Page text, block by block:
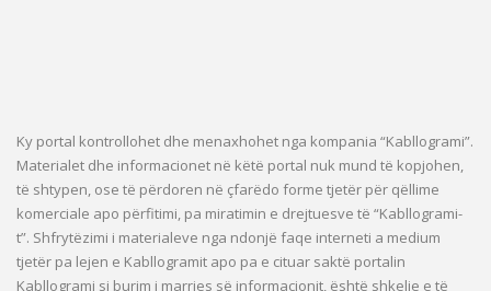
Ky portal kontrollohet dhe menaxhohet nga kompania “Kabllogrami”.
Materialet dhe informacionet në këtë portal nuk mund të kopjohen,
të shtypen, ose të përdoren në çfarëdo forme tjetër për qëllime
komerciale apo përfitimi, pa miratimin e drejtuesve të “Kabllogrami-
t”. Shfrytëzimi i materialeve nga ndonjë faqe interneti a medium
tjetër pa lejen e Kabllogramit apo pa e cituar saktë portalin
Kabllogrami si burim i marrjes së informacionit, është shkelje e të